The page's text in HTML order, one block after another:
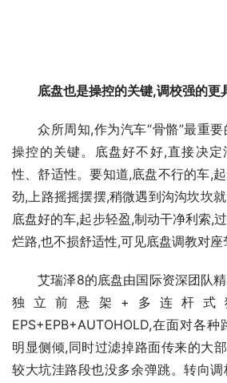
底盘也是操控的关键,调校强的更
众所周知,作为汽车“骨骼”最重
操控的关键。底盘好不好,直接决
性、舒适性。要知道,底盘不行的车,
劲,上路摇摇摆摆,稍微遇到沟沟坎坎
底盘好的车,起步轻盈,制动干净利索,
烂路,也不损舒适性,可见底盘调教对座
艾瑞泽8的底盘由国际资深团队
独立前悬架+多连杆式
EPS+EPB+AUTOHOLD,在面对各
明显侧倾,同时过滤掉路面传来的大
较大坑洼路段也没多余弹跳。转向